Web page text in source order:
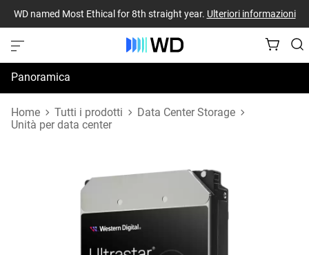
WD named Most Ethical for 8th straight year. Ulteriori informazioni
Panoramica
Specifiche
Home Tutti i prodotti
Data Center Storage
Unità per data center